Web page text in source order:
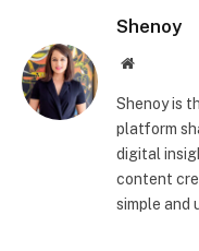
Shenoy
Website
Shenoy is
platform
digital
content
simple and